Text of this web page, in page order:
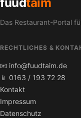
Das Restaurant-Portal
RECHTLICHES &
📧 info@fuudtaim.de
📱 0163 / 193 72 28
Kontakt
Impressum
Datenschutz